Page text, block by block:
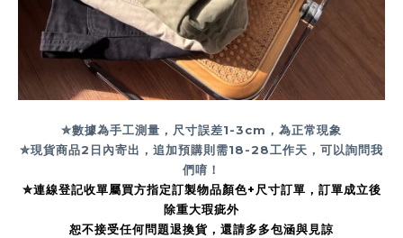
✮數據為手工測量，尺寸誤差1-3cm，為正常現象
✮現貨商品2日內寄出，追加預購則需18-28工作天，可以詢問我
們唷！
✮連線登記收單屬買方指定訂製物品顏色+尺寸訂單，訂單成立後
除重大瑕疵外
恕不接受任何問題退換貨，還請多多包涵與見諒